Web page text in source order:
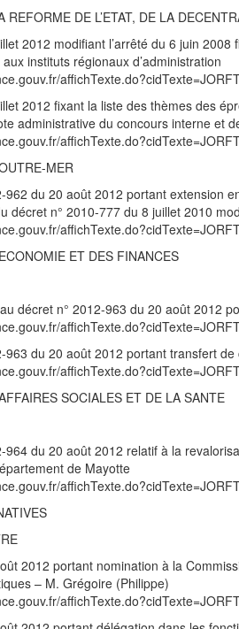
REFORME DE L’ETAT, DE LA
2012 modifiant l’arrêté du 6 juin
instituts régionaux d’administration
2012 fixant la liste des thèmes des
administrative du concours interne et
MER
962 du 20 août 2012 portant extension
décret n° 2010-777 du 8 juillet 2010
ET DES FINANCES
décret n° 2012-963 du 20 août 2012
963 du 20 août 2012 portant transfert de
SOCIALES ET DE LA SANTE
964 du 20 août 2012 relatif à la
de Mayotte
2012 portant nomination à la
– M. Grégoire (Philippe)